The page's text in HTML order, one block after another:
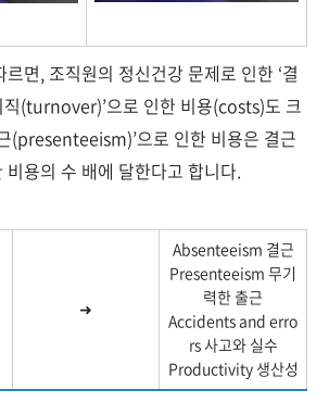
르면, 조직원의 정신건강 문제로 인한 ‘결
직(turnover)’으로 인한 비용(costs)도 크
(presenteeism)’으로 인한 비용은 결근
비용의 수 배에 달한다고 합니다.
➜
Absenteeism 결근
Presenteeism 무기
력한 출근
Accidents and erro
rs 사고와 실수
Productivity 생산성